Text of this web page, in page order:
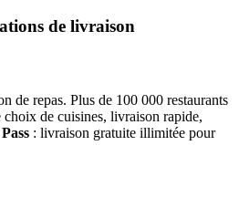
de livraison
de repas. Plus de 100 000 restaurants
choix de cuisines, livraison rapide,
: livraison gratuite illimitée pour